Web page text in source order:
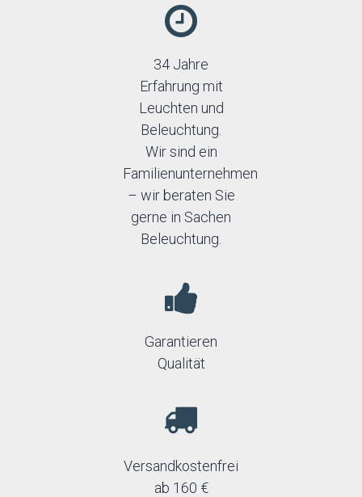
34 Jahre
Erfahrung mit
Leuchten und
Beleuchtung.
Wir sind ein
Familienunternehmen
– wir beraten Sie
gerne in Sachen
Beleuchtung.
Garantieren
Qualität
Versandkostenfrei
ab 160 €